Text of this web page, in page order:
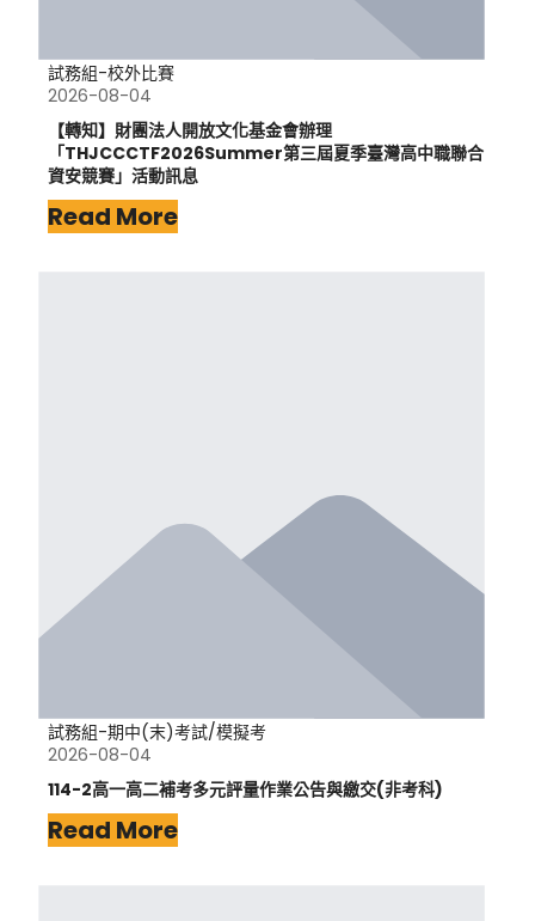
試務組-校外比賽
2026-08-04
【轉知】財團法人開放文化基金會辦理
「THJCCCTF2026Summer第三屆夏季臺灣高中職聯合
資安競賽」活動訊息
Read More
試務組-期中(末)考試/模擬考
2026-08-04
114-2高一高二補考多元評量作業公告與繳交(非考科)
Read More